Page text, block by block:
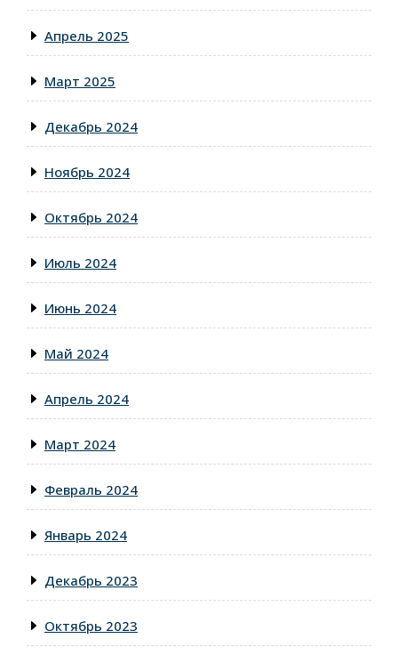
Апрель 2025
Март 2025
Декабрь 2024
Ноябрь 2024
Октябрь 2024
Июль 2024
Июнь 2024
Май 2024
Апрель 2024
Март 2024
Февраль 2024
Январь 2024
Декабрь 2023
Октябрь 2023